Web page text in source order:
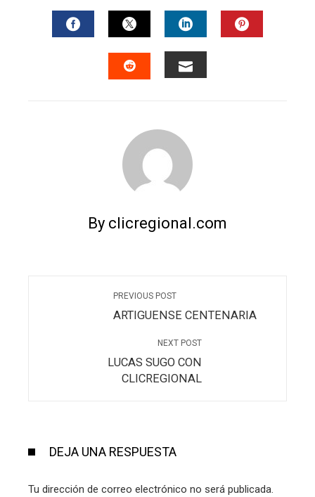
FACEBOOKTWITTERLINKEDIN
By clicregional.com
PREVIOUS POST
ARTIGUENSE CENTENARIA
NEXT POST
LUCAS SUGO CON
CLICREGIONAL
DEJA UNA RESPUESTA
Tu dirección de correo electrónico no será publicada.